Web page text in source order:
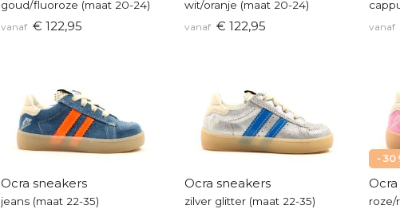
goud/fluoroze (maat 20-24)
vanaf € 122,95
wit/oranje (maat 20-24)
vanaf € 122,95 vanaf
Ocra sneakers
jeans (maat 22-35)
Ocra sneakers
zilver glitter (maat 22-35)
- 30
roze/